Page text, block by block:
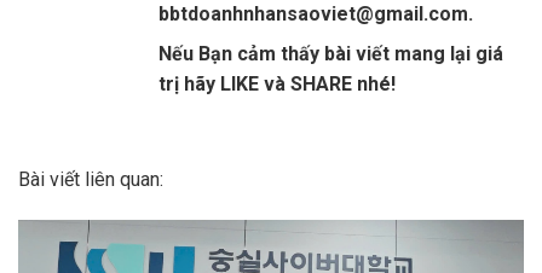
bbtdoanhnhansaoviet@gmail.com.
Nếu Bạn cảm thấy bài viết mang lại giá
trị hãy LIKE và SHARE nhé!
Bài viết liên quan: